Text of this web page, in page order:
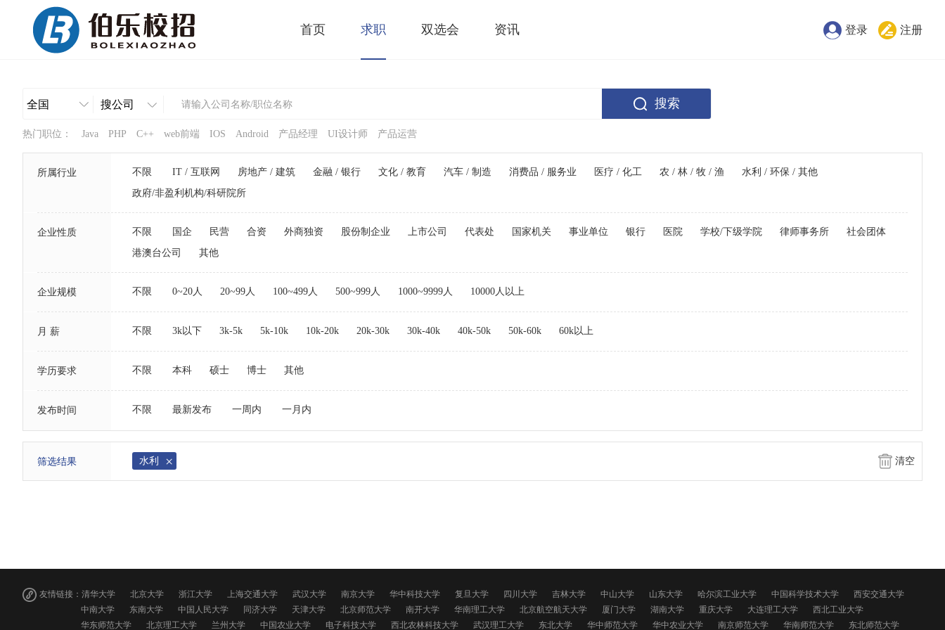
首页 求职 双选会 资讯 登录 注册
搜索
热门职位： Java PHP C++ web前端 IOS Android 产品经理 UI设计师 产品运营
所属行业 不限 IT / 互联网 房地产 / 建筑 金融 / 银行 文化 / 教育 汽车 / 制造 消费品 / 服务业 医疗 / 化工 农 / 林 / 牧 / 渔
水利 / 环保 / 其他
政府/非盈利机构/科研院所
企业性质 不限 国企 民营 合资 外商独资 股份制企业 上市公司 代表处 国家机关 事业单位 银行 医院 学校/下级学院 律师事务所
社会团体
港澳台公司
其他
企业规模 不限 0~20人 20~99人 100~499人 500~999人 1000~9999人 10000人以上
月 薪 不限 3k以下 3k-5k 5k-10k 10k-20k 20k-30k 30k-40k 40k-50k 50k-60k 60k以上
学历要求 不限 本科 硕士 博士 其他
发布时间 不限 最新发布 一周内 一月内
筛选结果 水利 清空
友情链接： 清华大学 北京大学 浙江大学 上海交通大学 武汉大学 南京大学 华中科技大学 复旦大学 四川大学 吉林大学 中山大学 山东大学 哈尔滨工业大学 中国科学技术大学
西安交通大学
中南大学
东南大学 中国人民大学 同济大学 天津大学 北京师范大学 南开大学 华南理工大学 北京航空航天大学 厦门大学 湖南大学 重庆大学 大连理工大学
西北工业大学
华东师范大学
北京理工大学 兰州大学 中国农业大学 电子科技大学 西北农林科技大学 武汉理工大学 东北大学 华中师范大学 华中农业大学 南京师范大学 华南师范大学 东北师范大学